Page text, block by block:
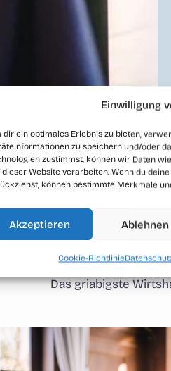
Einwilligung
dir ein optimales Erlebnis zu bieten,
zu speichern und/oder
zustimmst, können wir Daten
dieser Website verarbeiten. Wenn du
können bestimmte Merkmale
Akzeptieren Ablehnen
Cookie-Richtlinie
Haderner
Das griabigste